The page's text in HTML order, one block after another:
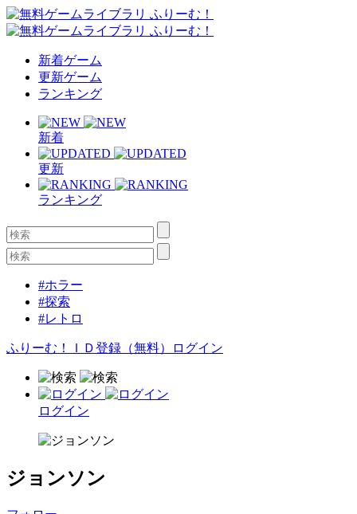
新着ゲーム
更新ゲーム
ランキング
新着
更新
ランキング
#ホラー
#探索
#レトロ
ふりーむ！ＩＤ登録（無料） ログイン
ログイン
ジョンソン